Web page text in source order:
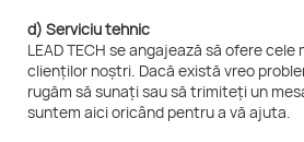
d) Serviciu tehnic
LEAD TECH se angajează să ofere cele
clienților noștri. Dacă există vreo
rugăm să sunați sau să trimiteți un
suntem aici oricând pentru a vă ajuta.